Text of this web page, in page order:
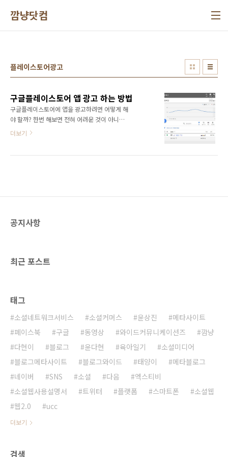
깜냥닷컴
플레이스토어광고
구글플레이스토어 앱 광고 하는 방법
구글플레이스토어에 앱을 광고하려면 어떻게 해
야 할까? 한번 해보면 전혀 어려운 것이 아니나
처음 해볼려고 하면 것 만큼 어려운 것이 없다.
어에 앱 광고는 어디에서 하라는 거야? 먼저 구
는 건지 모르겠다. 정..
더보기
공지사항
최근 포스트
태그
소셜네트워크서비스 소셜커머스 윤상진
메타사이트
페이스북
구글 동영상 와이드커뮤니케이션즈
깜냥
다현이
블로그 윤다현 육아일기
소셜미디어
블로그메타사이트
블로그와이드 태양이
메타블로그
네이버
SNS 소셜 다음
엑스티비
소셜웹사용설명서
트위터 플랫폼 스마트폰
소셜웹
웹2.0
ucc
더보기
검색